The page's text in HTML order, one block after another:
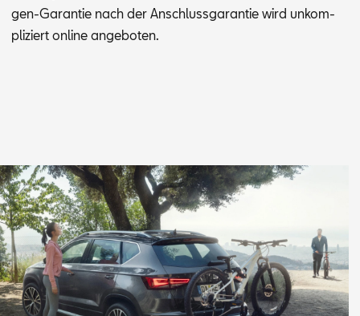
gen-Ga­ran­tie nach der An­schluss­ga­ran­tie wird un­kom­
pli­ziert on­line an­ge­bo­ten.